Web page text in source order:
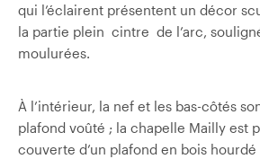
qui l’éclairent présentent un décor
la partie plein cintre de l’arc,
moulurées.
À l’intérieur, la nef et les bas-côtés
plafond voûté ; la chapelle Mailly est
couverte d’un plafond en bois